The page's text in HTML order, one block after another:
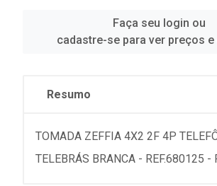
Faça seu login ou
cadastre-se para ver preços
Resumo
TOMADA ZEFFIA 4X2 2F 4P
TELEBRÁS BRANCA - REF.680125 -